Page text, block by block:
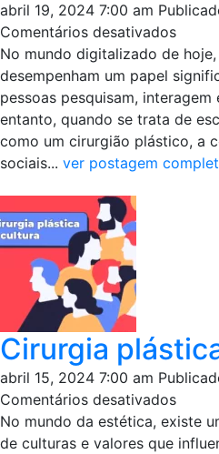
abril 19, 2024 7:00 am
Comentários desativadosem
Os
riscos
de
um
No mundo digitalizado de
desempenham um papel
pessoas pesquisam,
entanto, quando se trata de
como um cirurgião plástico, a
sociais... ver postagem
Cirurgia
abril 15, 2024 7:00 am
Comentários desativadosem
No mundo da estética, existe
de culturas e valores que